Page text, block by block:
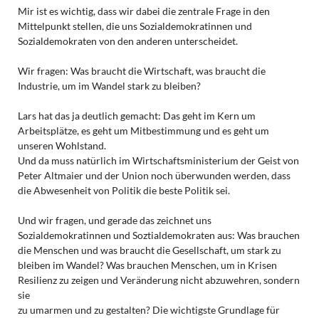
Mir ist es wichtig, dass wir dabei die zentrale Frage in den
Mittelpunkt stellen, die uns Sozialdemokratinnen und
Sozialdemokraten von den anderen unterscheidet.
Wir fragen: Was braucht die Wirtschaft, was braucht die
Industrie, um im Wandel stark zu bleiben?
Lars hat das ja deutlich gemacht: Das geht im Kern um
Arbeitsplätze, es geht um Mitbestimmung und es geht um
unseren Wohlstand.
Und da muss natürlich im Wirtschaftsministerium der Geist von
Peter Altmaier und der Union noch überwunden werden, dass
die Abwesenheit von Politik die beste Politik sei.
Und wir fragen, und gerade das zeichnet uns
Sozialdemokratinnen und Soztialdemokraten aus: Was brauchen
die Menschen und was braucht die Gesellschaft, um stark zu
bleiben im Wandel? Was brauchen Menschen, um in Krisen
Resilienz zu zeigen und Veränderung nicht abzuwehren, sondern
sie
zu umarmen und zu gestalten? Die wichtigste Grundlage für